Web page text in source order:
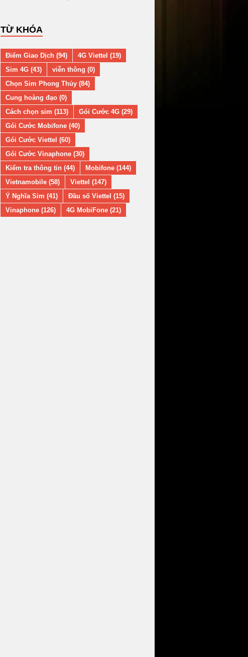
TỪ KHÓA
Điểm Giao Dịch (94)
4G Viettel (19)
Sim 4G (43)
viễn thông (0)
Chọn Sim Phong Thủy (84)
Cung hoàng đạo (0)
Cách chọn sim (113)
Gói Cước 4G (29)
Gói Cước Mobifone (40)
Gói Cước Viettel (60)
Gói Cước Vinaphone (30)
Kiểm tra thông tin (44)
Mobifone (144)
Vietnamobile (58)
Viettel (147)
Ý Nghĩa Sim (41)
Đầu số Viettel (15)
Vinaphone (126)
4G MobiFone (21)